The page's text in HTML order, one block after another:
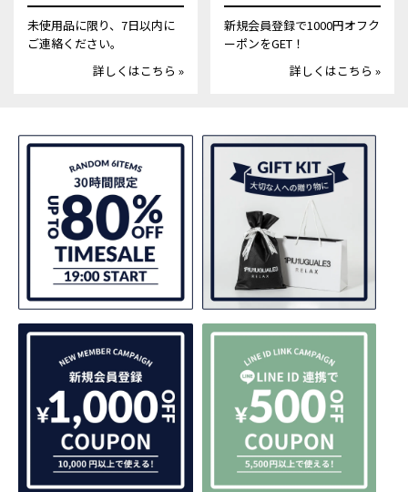
未使用品に限り、7日以内に
ご連絡ください。
詳しくはこちら »
新規会員登録で1000円オフク
ーポンをGET！
詳しくはこちら »